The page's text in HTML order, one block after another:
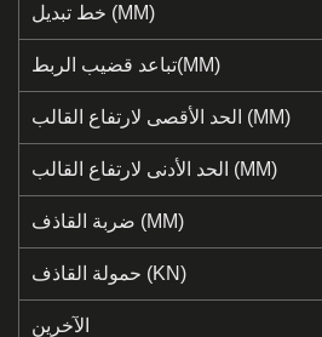
خط تبديل (MM)
تباعد قضيب الربط(MM)
الحد الأقصى لارتفاع القالب (MM)
الحد الأدنى لارتفاع القالب (MM)
ضربة القاذف (MM)
حمولة القاذف (KN)
الآخرين